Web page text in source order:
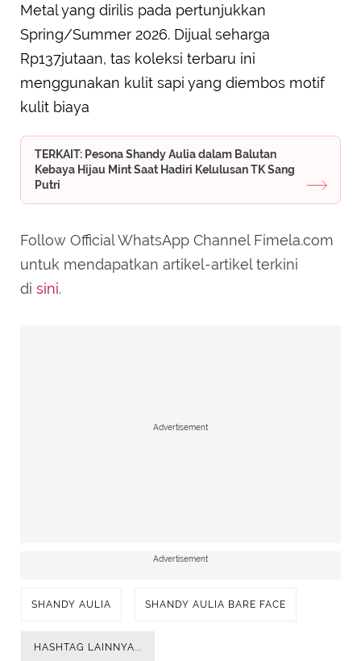
Metal yang dirilis pada pertunjukkan
Spring/Summer 2026. Dijual seharga
Rp137jutaan, tas koleksi terbaru ini
menggunakan kulit sapi yang diembos motif
kulit biaya
TERKAIT: Pesona Shandy Aulia dalam Balutan
Kebaya Hijau Mint Saat Hadiri Kelulusan TK Sang
Putri
Follow Official WhatsApp Channel Fimela.com
untuk mendapatkan artikel-artikel terkini
di sini.
Advertisement
Advertisement
SHANDY AULIA SHANDY AULIA BARE FACE
HASHTAG LAINNYA...